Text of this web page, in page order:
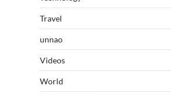
Travel
unnao
Videos
World